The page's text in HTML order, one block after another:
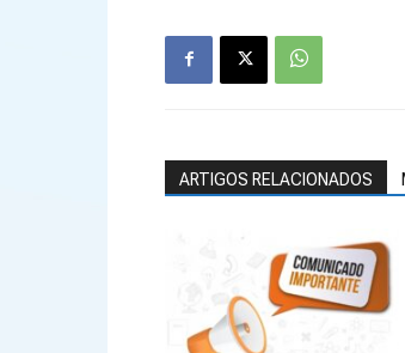
ARTIGOS RELACIONADOS